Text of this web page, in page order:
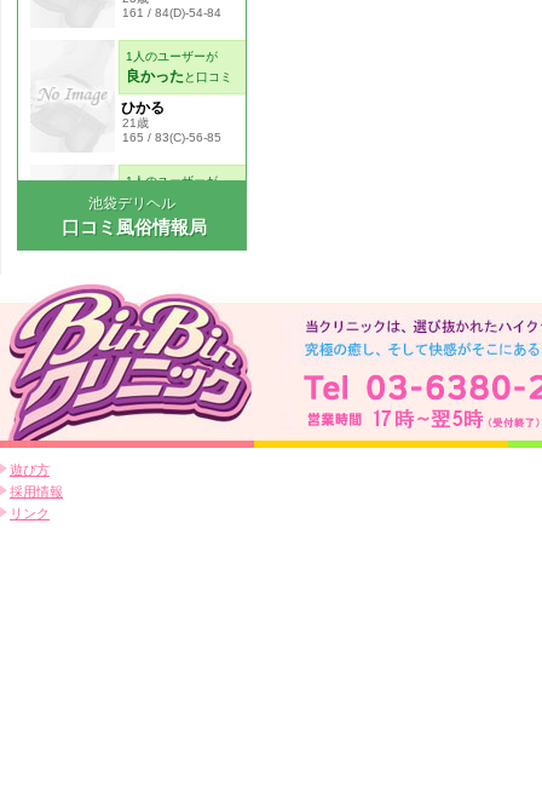
池袋デリヘル
口コミ風俗情報局
遊び方
採用情報
リンク